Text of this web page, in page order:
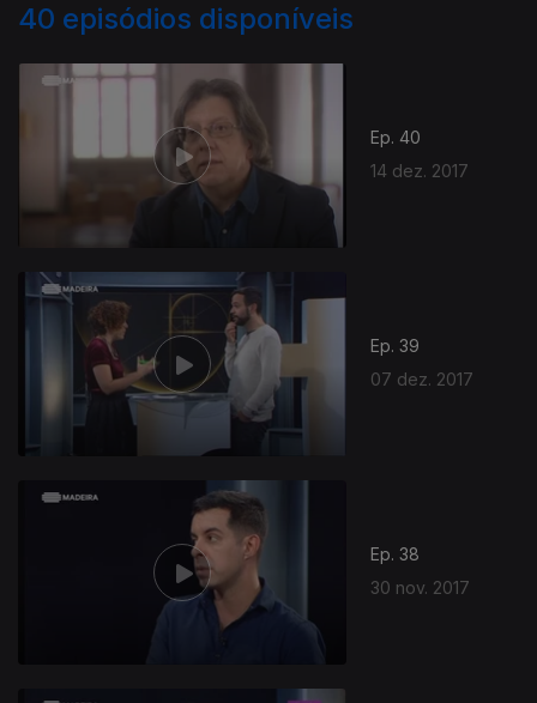
40 episódios disponíveis
Ep. 40
14 dez. 2017
Ep. 39
07 dez. 2017
Ep. 38
30 nov. 2017